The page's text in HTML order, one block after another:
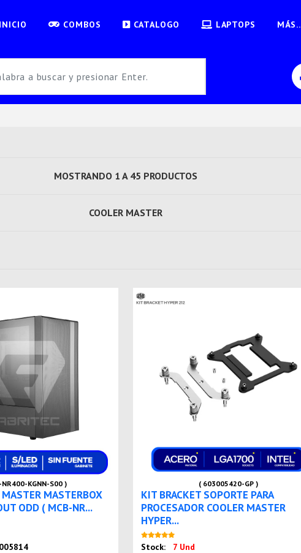
INICIO COMBOS CATALOGO LAPTOPS MÁS..
MOSTRANDO 1 A 45 PRODUCTOS
COOLER MASTER
NR400-KGNN-S00 )
MASTER MASTERBOX
ODD ( MCB-NR...
( 603005420-GP )
KIT BRACKET SOPORTE PARA
PROCESADOR COOLER MASTER
HYPER...
Stock:
7 Und